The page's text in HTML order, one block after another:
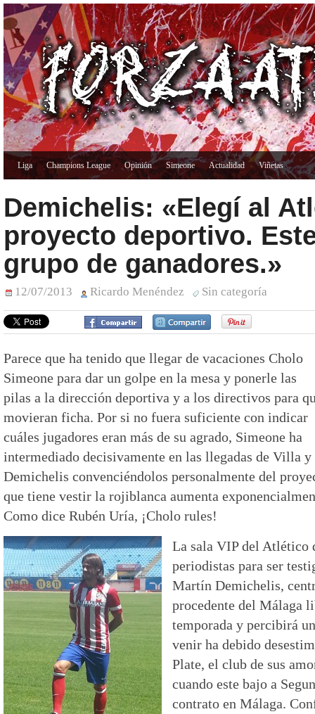
Liga Champions League Opinión Simeone Actualidad Viñetas
Demichelis: «Elegí al
proyecto deportivo.
grupo de ganadores.»
12/07/2013 Ricardo Menéndez Sin categoría
Parece que ha tenido que llegar de vacaciones Cholo
Simeone para dar un golpe en la mesa y ponerle las
pilas a la dirección deportiva y a los directivos para
movieran ficha. Por si no fuera suficiente con indicar
cuáles jugadores eran más de su agrado, Simeone ha
intermediado decisivamente en las llegadas de Villa y
Demichelis convenciéndolos personalmente del
que tiene vestir la rojiblanca aumenta
Como dice Rubén Uría, ¡Cholo rules!
La sala VIP del Atlético
periodistas para ser
Martín Demichelis,
procedente del Málaga
temporada y percibirá
venir ha debido
Plate, el club de sus
cuando este bajo a
contrato en Málaga.